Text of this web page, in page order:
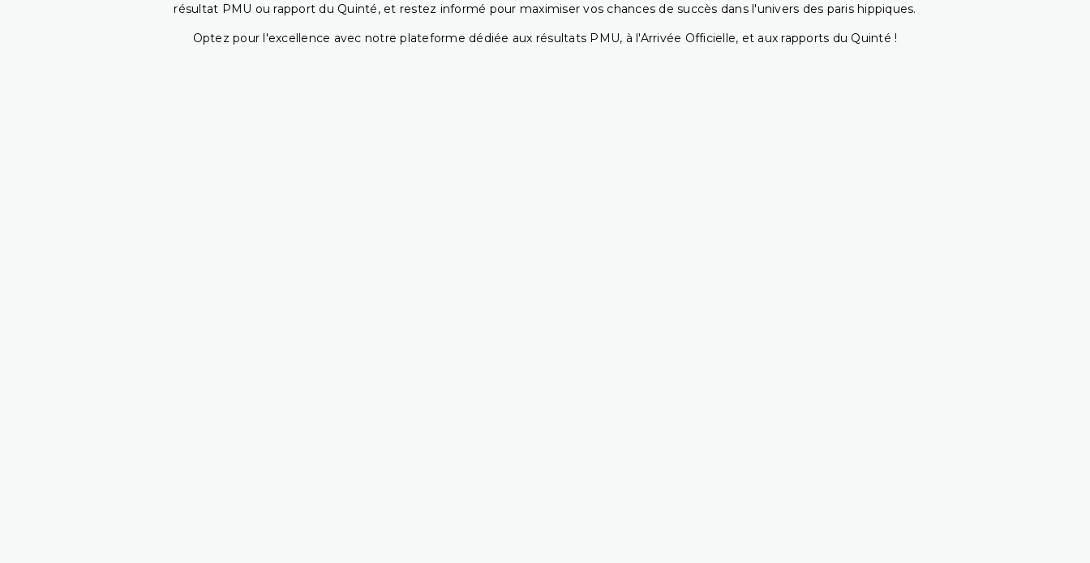
résultat PMU ou rapport du Quinté, et restez informé pour maximiser vos chances de succès dans l'univers des paris hippiques.
Optez pour l'excellence avec notre plateforme dédiée aux résultats PMU, à l'Arrivée Officielle, et aux rapports du Quinté !